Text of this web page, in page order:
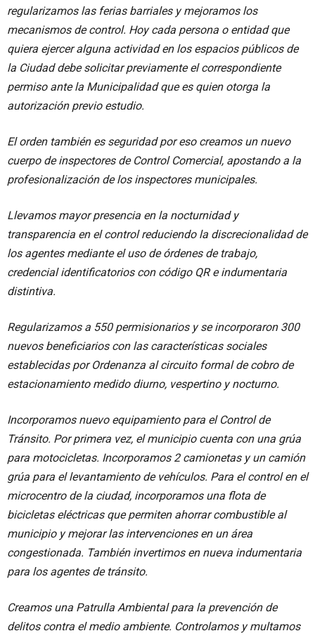
regularizamos las ferias barriales y mejoramos los
mecanismos de control. Hoy cada persona o entidad que
quiera ejercer alguna actividad en los espacios públicos de
la Ciudad debe solicitar previamente el correspondiente
permiso ante la Municipalidad que es quien otorga la
autorización previo estudio.
El orden también es seguridad por eso creamos un nuevo
cuerpo de inspectores de Control Comercial, apostando a la
profesionalización de los inspectores municipales.
Llevamos mayor presencia en la nocturnidad y
transparencia en el control reduciendo la discrecionalidad de
los agentes mediante el uso de órdenes de trabajo,
credencial identificatorios con código QR e indumentaria
distintiva.
Regularizamos a 550 permisionarios y se incorporaron 300
nuevos beneficiarios con las características sociales
establecidas por Ordenanza al circuito formal de cobro de
estacionamiento medido diurno, vespertino y nocturno.
Incorporamos nuevo equipamiento para el Control de
Tránsito. Por primera vez, el municipio cuenta con una grúa
para motocicletas. Incorporamos 2 camionetas y un camión
grúa para el levantamiento de vehículos. Para el control en el
microcentro de la ciudad, incorporamos una flota de
bicicletas eléctricas que permiten ahorrar combustible al
municipio y mejorar las intervenciones en un área
congestionada. También invertimos en nueva indumentaria
para los agentes de tránsito.
Creamos una Patrulla Ambiental para la prevención de
delitos contra el medio ambiente. Controlamos y multamos